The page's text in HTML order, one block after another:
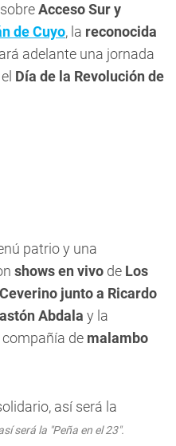
Acceso Sur y
de Cuyo, la reconocida
adelante una jornada
Día de la Revolución de
patrio y una
shows en vivo de Los
junto a Ricardo
Abdala y la
de malambo
será la "Peña en el 23".